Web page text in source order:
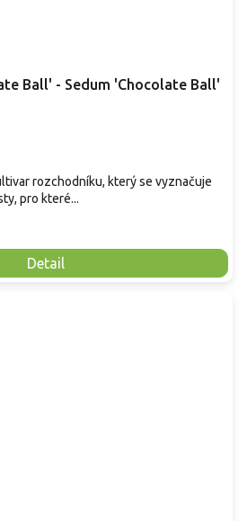
Ball' - Sedum 'Chocolate Ball'
Detail
rozchodníku, který se vyznačuje
pro které...